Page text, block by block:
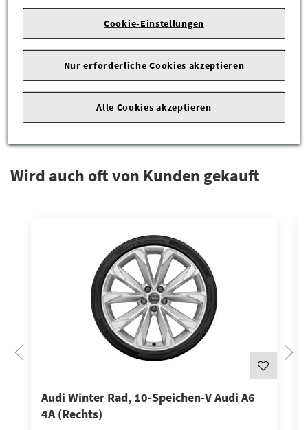
A7 Sportback (C8), 2019 - , A7 Sportback TFSI e (C8), 2020 -
Wird auch oft von Kunden gekauft
Audi Winter Rad, 10-Speichen-V Audi A6
4A (Rechts)
Cookie-Einstellungen
Nur erforderliche Cookies akzeptieren
Alle Cookies akzeptieren